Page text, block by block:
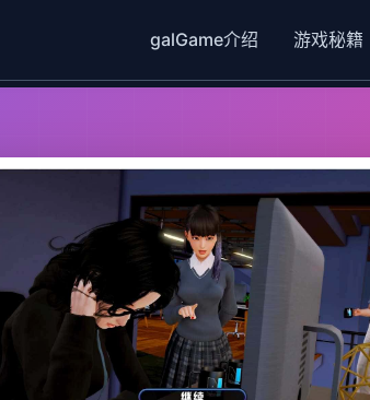
galGame介绍 游戏秘籍